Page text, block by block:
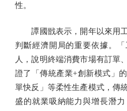
性。
譚國戩表示，開年以來用工
判斷經濟開局的重要依據。
人，說明終端消費市場有訂單
證了「傳統產業+創新模式」
單快反」等柔性生產模式，傳
盛的就業吸納能力與增長潛